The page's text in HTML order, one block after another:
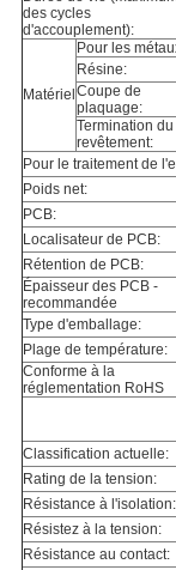
des cycles
d'accouplement):
Matériel
Pour les
Résine:
Coupe de
plaquage:
Termination du
revêtement:
Pour le traitement de
Poids net:
PCB:
Localisateur de PCB:
Rétention de PCB:
Épaisseur des PCB -
recommandée
Type d'emballage:
Plage de température:
Conforme à la
réglementation RoHS
Classification actuelle:
Rating de la tension:
Résistance à l'isolation:
Résistez à la tension:
Résistance au contact: